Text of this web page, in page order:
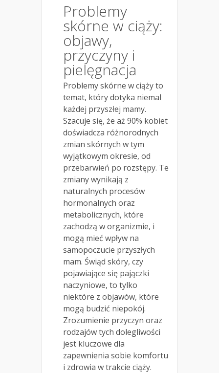
Problemy
skórne w ciąży:
objawy,
przyczyny i
pielęgnacja
Problemy skórne w ciąży to
temat, który dotyka niemal
każdej przyszłej mamy.
Szacuje się, że aż 90% kobiet
doświadcza różnorodnych
zmian skórnych w tym
wyjątkowym okresie, od
przebarwień po rozstępy. Te
zmiany wynikają z
naturalnych procesów
hormonalnych oraz
metabolicznych, które
zachodzą w organizmie, i
mogą mieć wpływ na
samopoczucie przyszłych
mam. Świąd skóry, czy
pojawiające się pajączki
naczyniowe, to tylko
niektóre z objawów, które
mogą budzić niepokój.
Zrozumienie przyczyn oraz
rodzajów tych dolegliwości
jest kluczowe dla
zapewnienia sobie komfortu
i zdrowia w trakcie ciąży.